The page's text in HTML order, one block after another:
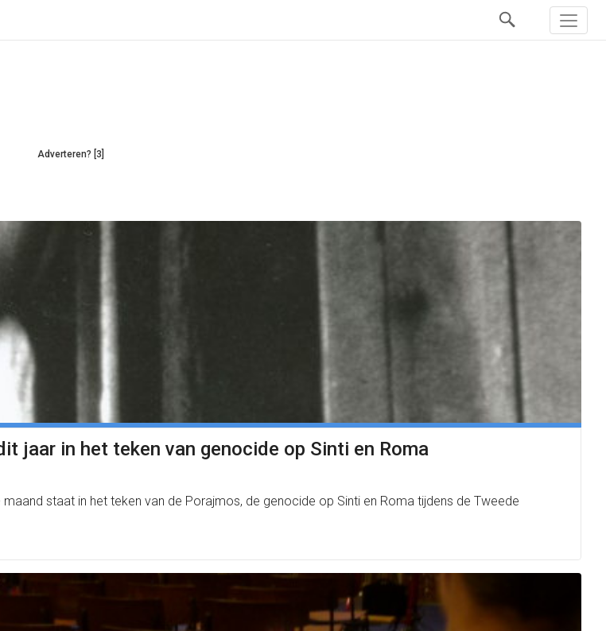
Adverteren? [3]
jaar in het teken van genocide op Sinti en Roma
staat in het teken van de Porajmos, de genocide op Sinti en Roma tijdens de Tweede